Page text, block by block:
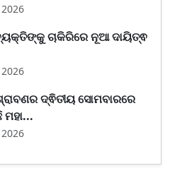
ଚାକିରିରେ ନୂଆ ଦାୟିତ୍ଵ
ଦ୍ଵିତୀୟ ସୋମବାରରେ